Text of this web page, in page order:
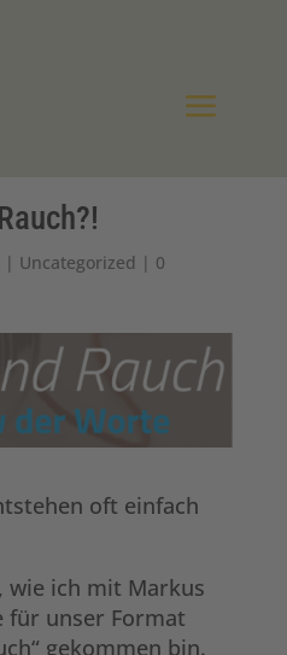
| Uncategorized | 0
oft einfach
wie ich mit Markus
für unser Format
gekommen bin.